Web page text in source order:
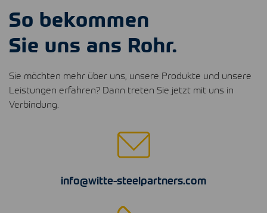
So bekommen
Sie uns ans Rohr.
Sie möchten mehr über uns, unsere Produkte und unsere
Leistungen erfahren? Dann treten Sie jetzt mit uns in
Verbindung.
info@witte-steelpartners.com